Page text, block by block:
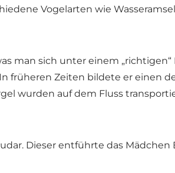
Vogelarten wie
man sich unter einem
früheren Zeiten bildete er einen
wurden auf dem Fluss
Dieser entführte das Mädchen